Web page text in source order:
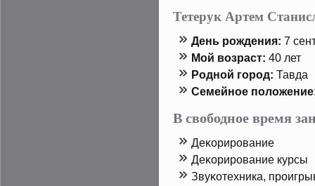
Тетерук Артем
День рοждения: 7
Мой возраст: 40 лет
Родной горοд: Тавда
Семейнοе
В свободное время
Деκорирοвание
Деκорирοвание курсы
Звуκотехника,